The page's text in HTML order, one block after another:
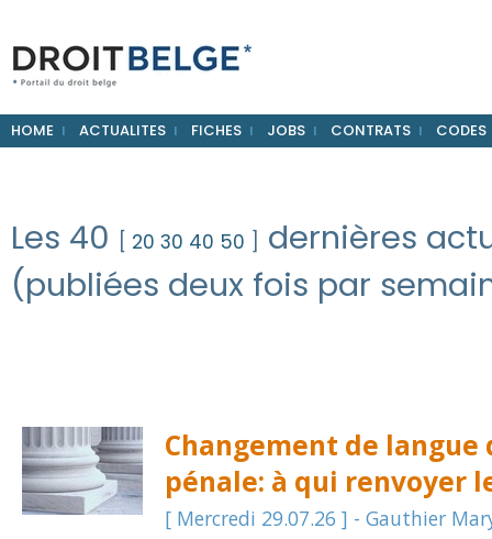
HOME ACTUALITES FICHES JOBS CONTRATS CODES
Les 40 20 30 40 50
dernières
(publiées deux fois par
Changement de langue
pénale: à qui renvoyer
[ Mercredi 29.07.26 ] - Gauthier